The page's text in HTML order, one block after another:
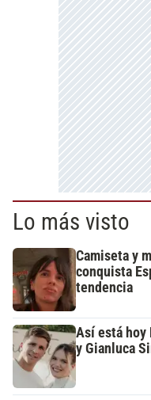
Lo más visto
Camiseta y
conquista
tendencia
Así está hoy
y Gianluca